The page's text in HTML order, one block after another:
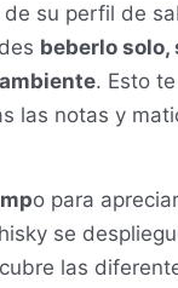
su perfil de
beberlo solo,
. Esto
las notas y
o para
se
las